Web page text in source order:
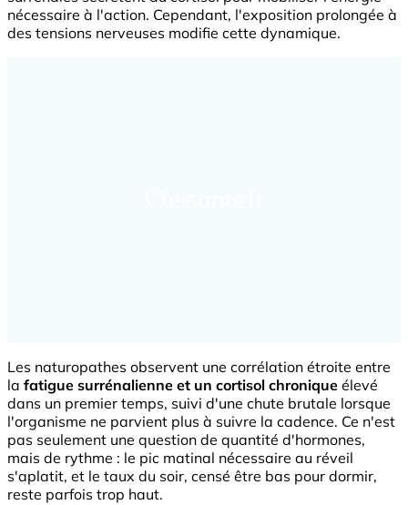
nécessaire à l'action. Cependant, l'exposition prolongée à
des tensions nerveuses modifie cette dynamique.
Les naturopathes observent une corrélation étroite entre
la fatigue surrénalienne et un cortisol chronique élevé
dans un premier temps, suivi d'une chute brutale lorsque
l'organisme ne parvient plus à suivre la cadence. Ce n'est
pas seulement une question de quantité d'hormones,
mais de rythme : le pic matinal nécessaire au réveil
s'aplatit, et le taux du soir, censé être bas pour dormir,
reste parfois trop haut.